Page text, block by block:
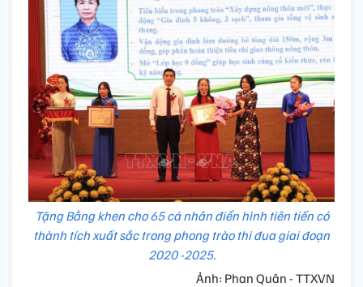
Tặng Bằng khen cho 65 cá nhân điển hình tiên tiến có
thành tích xuất sắc trong phong trào thi đua giai đoạn
2020 -2025.
Ảnh: Phan Quân - TTXVN